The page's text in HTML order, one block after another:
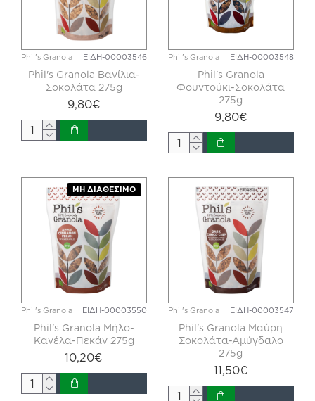
Phil's Granola ΕΙΔΗ-00003546
Phil's Granola Βανίλια-
Σοκολάτα 275g
9,80€
Phil's Granola ΕΙΔΗ-00003548
Phil's Granola
Φουντούκι-Σοκολάτα
275g
9,80€
ΜΗ ΔΙΑΘΈΣΙΜΟ
Phil's Granola ΕΙΔΗ-00003550
Phil's Granola Μήλο-
Κανέλα-Πεκάν 275g
10,20€
Phil's Granola ΕΙΔΗ-00003547
Phil's Granola Μαύρη
Σοκολάτα-Αμύγδαλο
275g
11,50€